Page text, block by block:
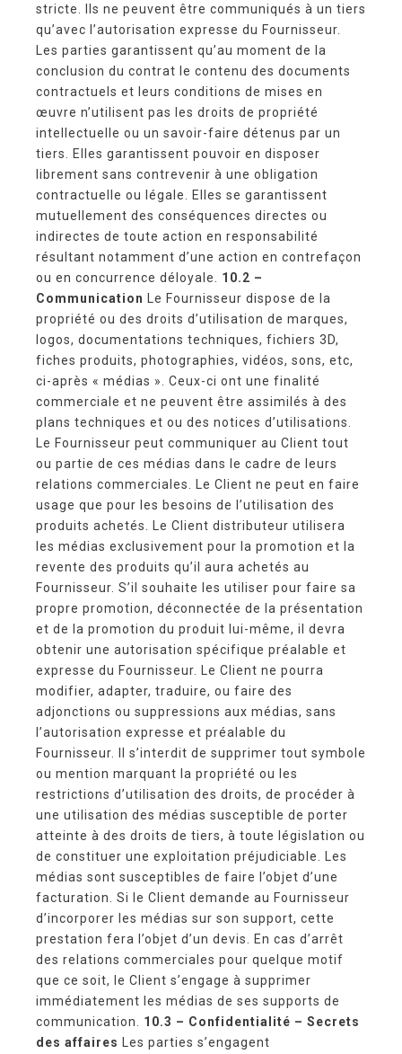
stricte. Ils ne peuvent être communiqués à un tiers
qu’avec l’autorisation expresse du Fournisseur.
Les parties garantissent qu’au moment de la
conclusion du contrat le contenu des documents
contractuels et leurs conditions de mises en
œuvre n’utilisent pas les droits de propriété
intellectuelle ou un savoir-faire détenus par un
tiers. Elles garantissent pouvoir en disposer
librement sans contrevenir à une obligation
contractuelle ou légale. Elles se garantissent
mutuellement des conséquences directes ou
indirectes de toute action en responsabilité
résultant notamment d’une action en contrefaçon
ou en concurrence déloyale. 10.2 –
Communication
Le Fournisseur dispose de la
propriété ou des droits d’utilisation de marques,
logos, documentations techniques, fichiers 3D,
fiches produits, photographies, vidéos, sons, etc,
ci-après « médias ». Ceux-ci ont une finalité
commerciale et ne peuvent être assimilés à des
plans techniques et ou des notices d’utilisations.
Le Fournisseur peut communiquer au Client tout
ou partie de ces médias dans le cadre de leurs
relations commerciales. Le Client ne peut en faire
usage que pour les besoins de l’utilisation des
produits achetés. Le Client distributeur utilisera
les médias exclusivement pour la promotion et la
revente des produits qu’il aura achetés au
Fournisseur. S’il souhaite les utiliser pour faire sa
propre promotion, déconnectée de la présentation
et de la promotion du produit lui-même, il devra
obtenir une autorisation spécifique préalable et
expresse du Fournisseur. Le Client ne pourra
modifier, adapter, traduire, ou faire des
adjonctions ou suppressions aux médias, sans
l’autorisation expresse et préalable du
Fournisseur. Il s’interdit de supprimer tout symbole
ou mention marquant la propriété ou les
restrictions d’utilisation des droits, de procéder à
une utilisation des médias susceptible de porter
atteinte à des droits de tiers, à toute législation ou
de constituer une exploitation préjudiciable. Les
médias sont susceptibles de faire l’objet d’une
facturation. Si le Client demande au Fournisseur
d’incorporer les médias sur son support, cette
prestation fera l’objet d’un devis. En cas d’arrêt
des relations commerciales pour quelque motif
que ce soit, le Client s’engage à supprimer
immédiatement les médias de ses supports de
communication. 10.3 – Confidentialité – Secrets
des affaires
Les parties s’engagent